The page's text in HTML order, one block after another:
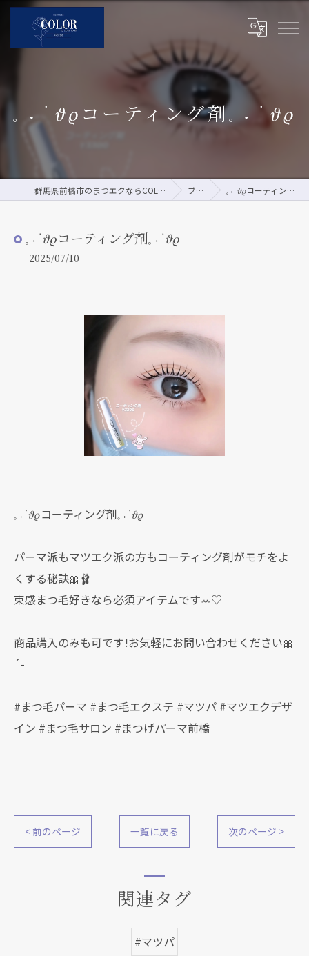
𓈒 ˖ ࣪ 𝜗𝜚コーティング剤𓈒 ˖ ࣪ 𝜗𝜚
群馬県前橋市のまつエクならCOLOR by pour vous ブログ 𓈒 ˖ ࣪ 𝜗𝜚コーティング剤𓈒 ˖ ࣪ 𝜗𝜚
𓈒 ˖ ࣪ 𝜗𝜚コーティング剤𓈒 ˖ ࣪ 𝜗𝜚
2025/07/10
𓈒 ˖ ࣪ 𝜗𝜚コーティング剤𓈒 ˖ ࣪ 𝜗𝜚
パーマ派もマツエク派の方もコーティング剤がモチをよ
くする秘訣🎀🩰
束感まつ毛好きなら必須アイテムですꕀ♡
商品購入のみも可です!お気軽にお問い合わせください🎀
´-
#まつ毛パーマ #まつ毛エクステ #マツパ #マツエクデザ
イン #まつ毛サロン #まつげパーマ前橋
< 前のページ 一覧に戻る 次のページ >
関連タグ
#マツパ